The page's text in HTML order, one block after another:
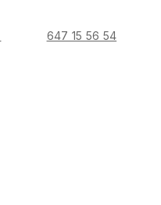
647 15 56 54